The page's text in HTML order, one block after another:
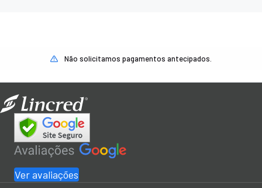
Não solicitamos pagamentos antecipados.
Ver avaliações